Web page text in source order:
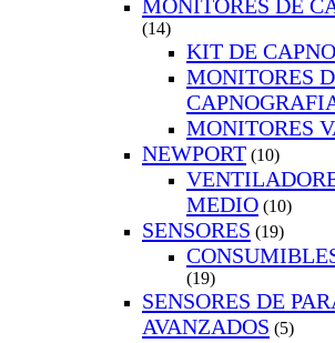
MONITORES DE
(14)
KIT DE
MONITORES
MONITORES
NEWPORT (10)
MEDIO (10)
SENSORES (19)
(19)
SENSORES DE
AVANZADOS (5)